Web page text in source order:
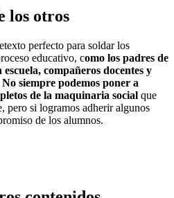
los otros
perfecto para soldar los
educativo, como los padres de
compañeros docentes y
siempre podemos poner a
de la maquinaria social que
pero si logramos adherir algunos
de los alumnos.